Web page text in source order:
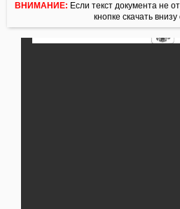
ВНИМАНИЕ: Если текст документа не
кнопке скачать